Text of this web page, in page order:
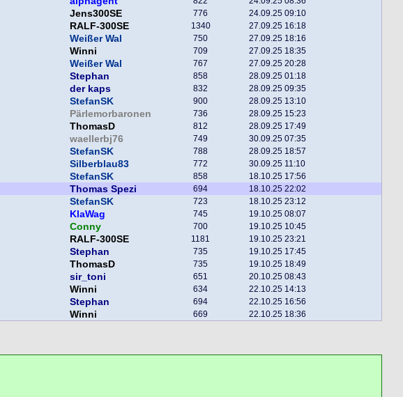
Jens300SE 776 24.09.25 09:10
RALF-300SE 1340 27.09.25 16:18
Weißer Wal 750 27.09.25 18:16
Winni 709 27.09.25 18:35
Weißer Wal 767 27.09.25 20:28
Stephan 858 28.09.25 01:18
der kaps 832 28.09.25 09:35
StefanSK 900 28.09.25 13:10
Pärlemorbaronen 736 28.09.25 15:23
ThomasD 812 28.09.25 17:49
waellerbj76 749 30.09.25 07:35
StefanSK 788 28.09.25 18:57
Silberblau83 772 30.09.25 11:10
StefanSK 858 18.10.25 17:56
Thomas Spezi 694 18.10.25 22:02
StefanSK 723 18.10.25 23:12
KlaWag 745 19.10.25 08:07
Conny 700 19.10.25 10:45
RALF-300SE 1181 19.10.25 23:21
Stephan 735 19.10.25 17:45
ThomasD 735 19.10.25 18:49
sir_toni 651 20.10.25 08:43
Winni 634 22.10.25 14:13
Stephan 694 22.10.25 16:56
Winni 669 22.10.25 18:36